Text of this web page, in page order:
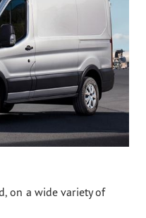
on a wide variety of